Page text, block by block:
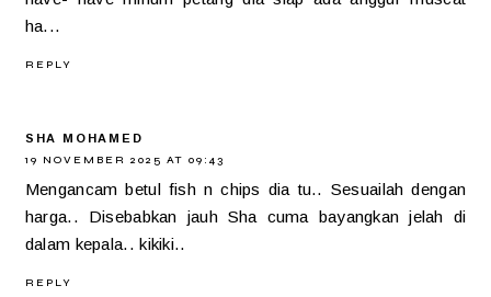
ha...
REPLY
SHA MOHAMED
19 NOVEMBER 2025 AT 09:43
Mengancam betul fish n chips dia tu.. Sesuailah dengan
harga.. Disebabkan jauh Sha cuma bayangkan jelah di
dalam kepala.. kikiki..
REPLY